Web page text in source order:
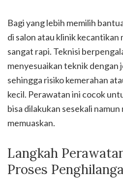
Bagi yang lebih memilih
di salon atau klinik kecantikan
sangat rapi. Teknisi
menyesuaikan teknik dengan
sehingga risiko kemerahan
kecil. Perawatan ini cocok
bisa dilakukan sesekali
memuaskan.
Langkah
Proses